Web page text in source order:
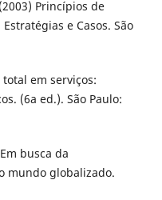
Princípios de
e Casos. São
total em serviços:
(6a ed.). São Paulo:
busca da
mundo globalizado.